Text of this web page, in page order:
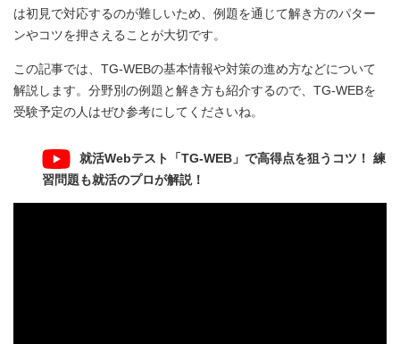
は初見で対応するのが難しいため、例題を通じて解き方のパター
ンやコツを押さえることが大切です。
この記事では、TG-WEBの基本情報や対策の進め方などについて
解説します。分野別の例題と解き方も紹介するので、TG-WEBを
受験予定の人はぜひ参考にしてくださいね。
就活Webテスト「TG-WEB」で高得点を狙うコツ！ 練
習問題も就活のプロが解説！